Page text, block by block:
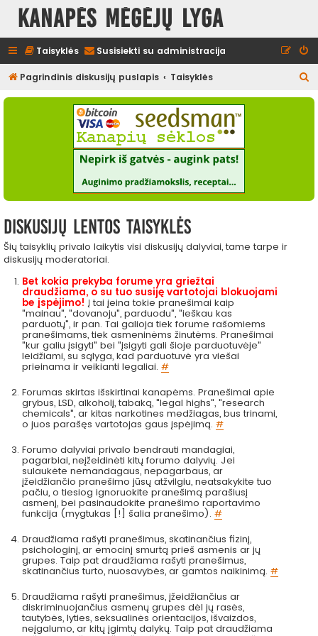
Kanapės mėgėjų lyga
Taisyklės Susisiekti su administracija
Pagrindinis diskusijų puslapis Taisyklės
e
Diskusijų lentos taisyklės
Šių taisyklių privalo laikytis visi diskusijų dalyviai, tame tarpe ir
diskusijų moderatoriai.
Bet kokia prekyba forume yra griežtai
draudžiama, o su tuo susiję vartotojai blokuojami
be įspėjimo! Į tai įeina tokie pranešimai kaip
"mainau", "dovanoju", parduodu", "ieškau kas
parduotų", ir pan. Tai galioja tiek forume rašomiems
pranešimams, tiek asmeninėms žinutėms. Pranešimai
"kur galiu įsigyti" bei "įsigyti gali šioje parduotuvėje"
leidžiami, su sąlyga, kad parduotuvė yra viešai
prieinama ir veikianti legaliai.#
Forumas skirtas išskirtinai kanapėms. Pranešimai apie
grybus, LSD, alkoholį, tabaką, "legal highs", "research
chemicals", ar kitas narkotines medžiagas, bus trinami,
o juos parašęs vartotojas gaus įspėjimą.#
Forumo dalyviai privalo bendrauti mandagiai,
pagarbiai, neįžeidinėti kitų forumo dalyvių. Jei
sulaukėte nemandagaus, nepagarbaus, ar
įžeidžiančio pranešimo jūsų atžvilgiu, neatsakykite tuo
pačiu, o tiesiog ignoruokite pranešimą parašiusį
asmenį, bei pasinaudokite pranešimo raportavimo
funkcija (mygtukas [!] šalia pranešimo).#
Draudžiama rašyti pranešimus, skatinančius fizinį,
psichologinį, ar emocinį smurtą prieš asmenis ar jų
grupes. Taip pat draudžiama rašyti pranešimus,
skatinančius turto, nuosavybės, ar gamtos naikinimą.#
Draudžiama rašyti pranešimus, įžeidžiančius ar
diskriminuojančius asmenų grupes dėl jų rasės,
tautybės, lyties, seksualinės orientacijos, išvaizdos,
neįgalumo, ar kitų įgimtų dalykų. Taip pat draudžiama